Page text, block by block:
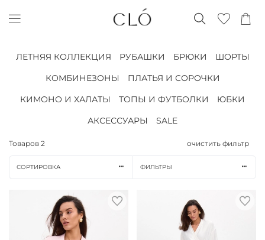
ЛЕТНЯЯ КОЛЛЕКЦИЯ РУБАШКИ БРЮКИ
ШОРТЫ
КОМБИНЕЗОНЫ
ПЛАТЬЯ И СОРОЧКИ
КИМОНО И ХАЛАТЫ
ТОПЫ И ФУТБОЛКИ
ЮБКИ
АКСЕССУАРЫ
SALE
Товаров 2 очистить фильтр
СОРТИРОВКА ФИЛЬТРЫ